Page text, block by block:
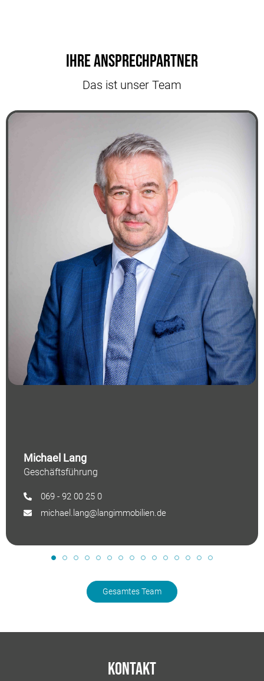
Ihre Ansprechpartner
Das ist unser Team
Michael Lang
Geschäftsführung
069 - 92 00 25 0
michael.lang@langimmobilien.de
Gesamtes Team
Kontakt